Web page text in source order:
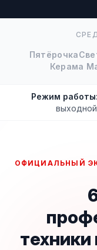
Пятёрочка
Керама
Режим работы:
ОФИЦИАЛЬНЫЙ
техники